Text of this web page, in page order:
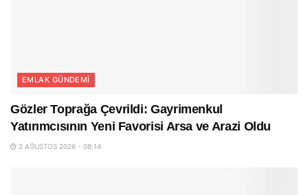
EMLAK GÜNDEMI
Gözler Toprağa Çevrildi: Gayrimenkul
Yatırımcısının Yeni Favorisi Arsa ve Arazi Oldu
2 AĞUSTOS 2026 - 08:14